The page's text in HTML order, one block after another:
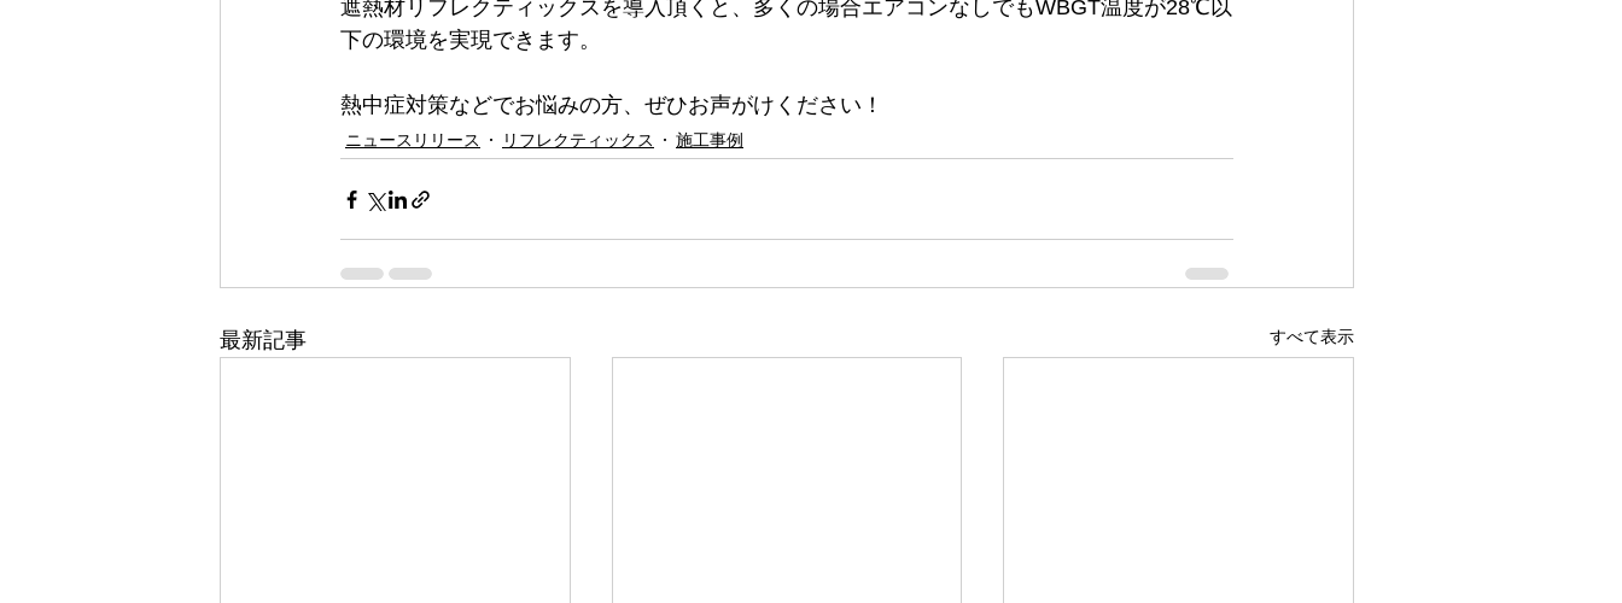
遮熱材リフレクティックスを導入頂くと、多くの場合エアコンなしでもWBGT温度が28℃以
下の環境を実現できます。
熱中症対策などでお悩みの方、ぜひお声がけください！
ニュースリリース リフレクティックス 施工事例
最新記事 すべて表示